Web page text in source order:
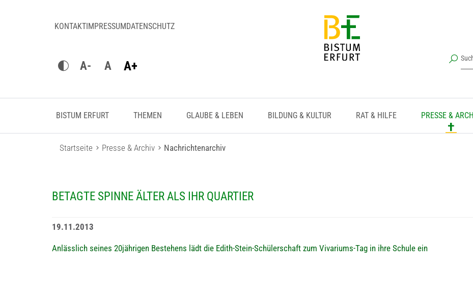
KONTAKTIMPRESSUMDATENSCHUTZ
A- A A+
BISTUM ERFURT THEMEN GLAUBE & LEBEN BILDUNG & KULTUR RAT & HILFE PRESSE &
Startseite Presse & Archiv Nachrichtenarchiv
BETAGTE SPINNE ÄLTER ALS IHR QUARTIER
19.11.2013
Anlässlich seines 20jährigen Bestehens lädt die Edith-Stein-Schülerschaft zum Vivariums-Tag in ihre Schule ein